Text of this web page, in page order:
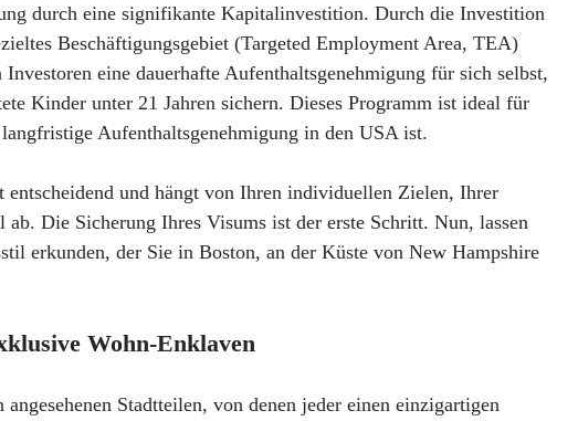
durch eine signifikante Kapitalinvestition. Durch die Investition
Beschäftigungsgebiet (Targeted Employment Area, TEA)
eine dauerhafte Aufenthaltsgenehmigung für sich selbst,
Kinder unter 21 Jahren sichern. Dieses Programm ist ideal für
Aufenthaltsgenehmigung in den USA ist.
entscheidend und hängt von Ihren individuellen Zielen, Ihrer
Die Sicherung Ihres Visums ist der erste Schritt. Nun, lassen
erkunden, der Sie in Boston, an der Küste von New Hampshire
Wohn-Enklaven
Stadtteilen, von denen jeder einen einzigartigen